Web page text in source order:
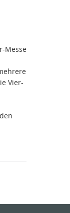
Messe
Vier-